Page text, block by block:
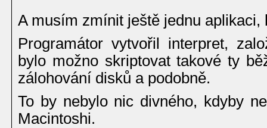
A musím zmínit ještě jednu aplikaci,
Programátor vytvořil interpret,
bylo možno skriptovat takové ty
zálohování disků a podobně.
To by nebylo nic divného, kdyby
Macintoshi.